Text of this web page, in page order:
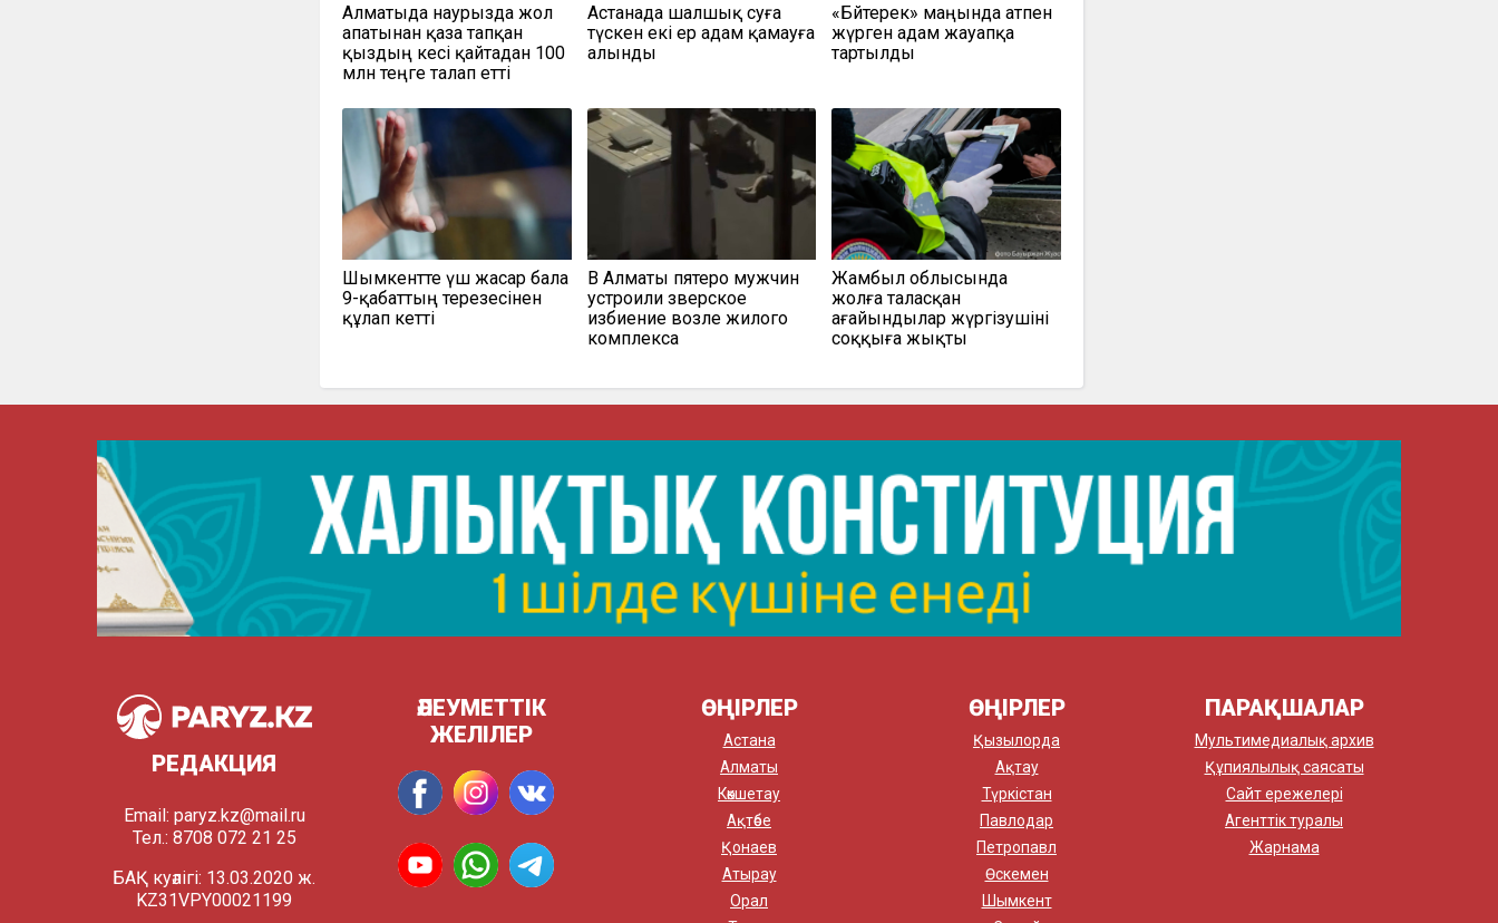
Алматыда наурызда жол
апатынан қаза тапқан
қыздың әкесі қайтадан 100
млн теңге талап етті
Астанада шалшық суға
түскен екі ер адам қамауға
алынды
«Бәйтерек» маңында атпен
жүрген адам жауапқа
тартылды
Шымкентте үш жасар бала
9-қабаттың терезесінен
құлап кетті
В Алматы пятеро мужчин
устроили зверское
избиение возле жилого
комплекса
Жамбыл облысында
жолға таласқан
ағайындылар жүргізушіні
соққыға жықты
РЕДАКЦИЯ
Email: paryz.kz@mail.ru
Тел.: 8708 072 21 25
БАҚ куәлігі: 13.03.2020 ж.
KZ31VPY00021199
ӘЛЕУМЕТТІК
ЖЕЛІЛЕР
ӨҢІРЛЕР
Астана
Алматы
Көкшетау
Ақтөбе
Қонаев
Атырау
Орал
ӨҢІРЛЕР
Қызылорда
Ақтау
Түркістан
Павлодар
Петропавл
Өскемен
Шымкент
ПАРАҚШАЛАР
Мультимедиалық архив
Құпиялылық саясаты
Сайт ережелері
Агенттік туралы
Жарнама